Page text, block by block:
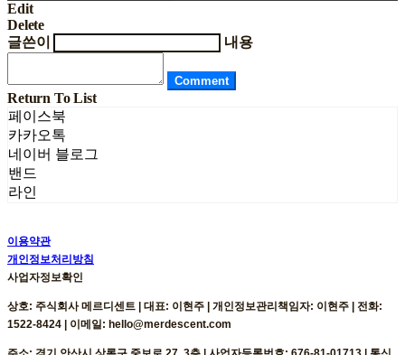
Edit
Delete
글쓴이
내용
Comment
Return To List
페이스북
카카오톡
네이버 블로그
밴드
라인
이용약관
개인정보처리방침
사업자정보확인
상호: 주식회사 메르디센트 | 대표: 이현주 | 개인정보관리책임자: 이현주 | 전화:
1522-8424 | 이메일: hello@merdescent.com